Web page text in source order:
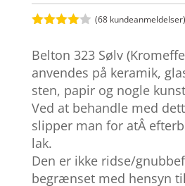
ud af 5
baseret
på
kundebed
ømmelse
r
(68 kundeanmeldelser)
Belton 323 Sølv
anvendes på keramik,
sten, papir og nogle
Ved at behandle med
slipper man for atÂ
lak.
Den er ikke ridse/
begrænset med hensyn